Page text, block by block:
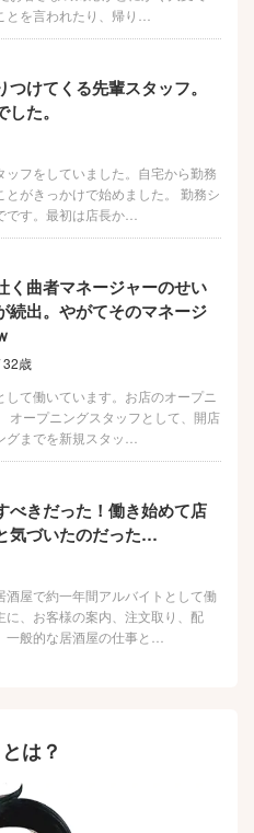
を言われたり、帰り…
けてくる先輩スタッフ。
た。
ッフをしていました。自宅から勤務
とがきっかけで始めました。 勤務シ
す。最初は店長か…
く曲者マネージャーのせい
続出。やがてそのマネージ
32歳
て働いています。お店のオープニ
オープニングスタッフとして、開店
までを新規スタッ…
べきだった！働き始めて店
気づいたのだった…
屋で約一年間アルバイトとして働
に、お客様の案内、注文取り、配
般的な居酒屋の仕事と…
は？